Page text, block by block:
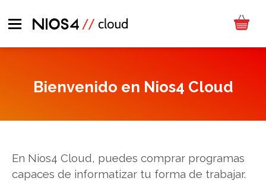
Bienvenido en Nios4 Cloud
En Nios4 Cloud, puedes comprar programas
capaces de informatizar tu forma de trabajar.